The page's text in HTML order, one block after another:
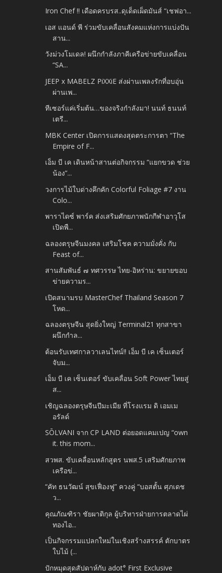
Iron Chef !! เดือดครบรส..ดุเด็ดเผ็ดมันส์ “เชฟอา...
เอส แอนด์ พี ร่วมขับเคลื่อนสังคมแห่งการแบ่งปัน
สาน...
วังม่วงโมเดล! ผนึกกำลังภาคีเครือข่ายขับเคลื่อน
“SA...
JEEP x MABELZ PiXXiE ส่งผ่านเพลงรักที่อบอุ่น
ผ่านเพ...
ทีเซอร์แค่เริ่มต้น…ของจริงกำลังมา! นนท์ ธนนท์
เตรี...
MBK Center เปิดการแสดงสุดตระการตา “The
Empire of F...
เอ็ม บี เค เดินหน้าสานต่อกิจกรรม “แยกขวด ช่วย
น้อง”...
วงการไม้ใบด่างคึกคัก Colorful Foliage #7 งาน
Colo...
พาราไดซ์ พาร์ค ส่งเสริมศักยภาพนักกีฬาอาวุโส
เปิดพื...
ฉลองตรุษจีนมงคล เสริมโชค ความมั่งคั่ง กับ
Feast of...
สานสัมพันธ์ ๗ ทศวรรษ ไทย-อิหร่าน: ขยายขอบ
ข่ายความร...
เปิดสนามรบ MasterChef Thailand Season 7
โหด...
ฉลองตรุษจีน สุดยิ่งใหญ่ Terminal21 ทุกสาขา
ผนึกกำล...
ต้อนรับเทศกาลวาเลนไทน์!! เอ็ม บี เค เซ็นเตอร์
จับม...
เอ็ม บี เค เซ็นเตอร์ ขับเคลื่อน Soft Power ไทยสู่
ส...
เชิญฉลองตรุษจีนปีมะเมีย ที่โรงแรม ดิ เอมเม
อรัลด์
SŌLVANI จาก CP LAND ต่อยอดแคมเปญ “own
it. this mom...
สวพส. ขับเคลื่อนหลักสูตร นพส.5 เสริมศักยภาพ
เครือข่...
“คัท ธนวัฒน์ สุขเฟื่องฟู” ควงคู่ “บอสตั้น ศุภเดช
ว...
คุณภัณฑิรา ชัยผาติกุล ผู้บริหารฝ่ายการตลาดไผ่
ทองไอ...
เป็นกิจกรรมแปลกใหม่ในเชิงสร้างสรรค์ ตักบาตร
ใบไม้ (...
ปักหมุดสุดสัปดาห์กับ adot° First Exclusive